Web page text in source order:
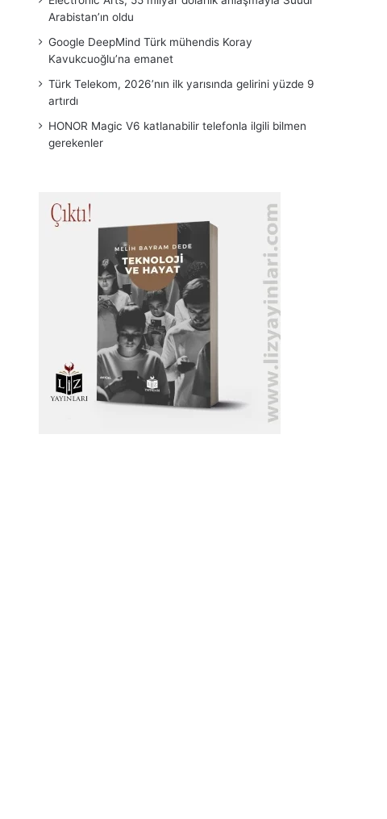
Arabistan’ın oldu
Google DeepMind Türk mühendis Koray
Kavukcuoğlu’na emanet
Türk Telekom, 2026’nın ilk yarısında gelirini yüzde 9
artırdı
HONOR Magic V6 katlanabilir telefonla ilgili bilmen
gerekenler